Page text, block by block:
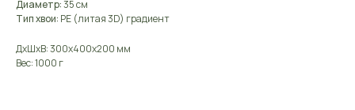
Диаметр:35 см
Тип хвои: PE (литая 3D) градиент
ДxШxВ: 300x400x200 мм
Вес: 1000 г